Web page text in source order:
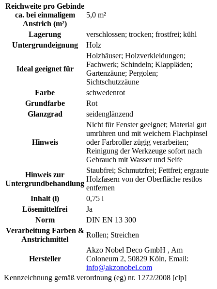
Reichweite pro Gebinde
ca. bei einmaligem
Anstrich (m²)
5,0 m²
Lagerung
verschlossen; trocken; frostfrei; kühl
Untergrundeignung
Holz
Ideal geeignet für
Holzhäuser; Holzverkleidungen;
Fachwerk; Schindeln; Klappläden;
Gartenzäune; Pergolen;
Sichtschutzzäune
Farbe
schwedenrot
Grundfarbe
Rot
Glanzgrad
seidenglänzend
Hinweis
Nicht für Fenster geeignet; Material gut
umrühren und mit weichem Flachpinsel
oder Farbroller zügig verarbeiten;
Reinigung der Werkzeuge sofort nach
Gebrauch mit Wasser und Seife
Hinweis zur
Untergrundbehandlung
Staubfrei; Schmutzfrei; Fettfrei; ergraute
Holzfasern von der Oberfläche restlos
entfernen
Inhalt (l)
0,75 l
Lösemittelfrei
Ja
Norm
DIN EN 13 300
Verarbeitung Farben &
Anstrichmittel
Rollen; Streichen
Hersteller
Akzo Nobel Deco GmbH , Am
Coloneum 2, 50829 Köln, Email:
info@akzonobel.com
Kennzeichnung gemäß verordnung (eg) nr. 1272/2008 [clp]